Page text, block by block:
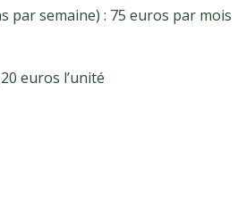
par semaine) : 75 euros par mois
euros l’unité